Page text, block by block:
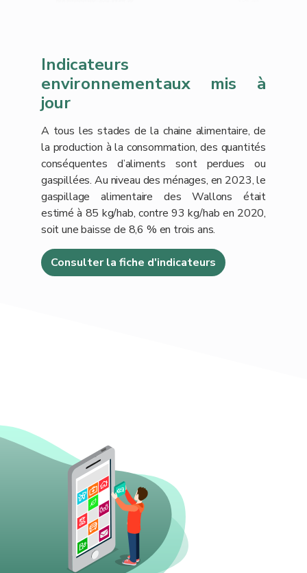
Indicateurs
environnementaux mis à
jour
A tous les stades de la chaine alimentaire, de
la production à la consommation, des quantités
conséquentes d’aliments sont perdues ou
gaspillées. Au niveau des ménages, en 2023, le
gaspillage alimentaire des Wallons était
estimé à 85 kg/hab, contre 93 kg/hab en 2020,
soit une baisse de 8,6 % en trois ans.
Consulter la fiche d'indicateurs